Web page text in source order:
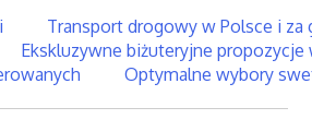
Transport drogowy w Polsce i za
Ekskluzywne biżuteryjne propozycje
Optymalne wybory